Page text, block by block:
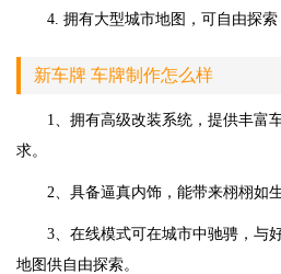
4. 拥有大型城市地图，可自由探索
新车牌 车牌制作怎么样
1、拥有高级改装系统，提供丰富
求。
2、具备逼真内饰，能带来栩栩如
3、在线模式可在城市中驰骋，与
地图供自由探索。